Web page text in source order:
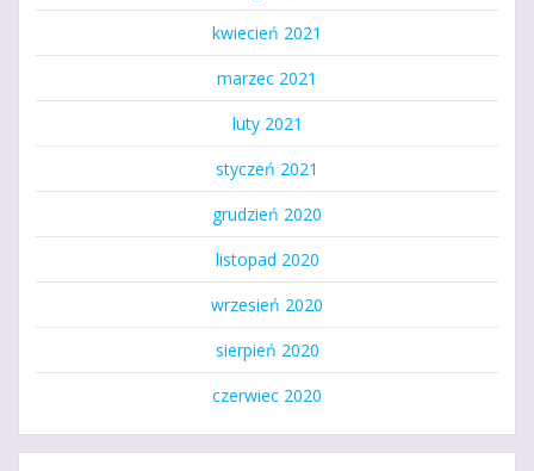
kwiecień 2021
marzec 2021
luty 2021
styczeń 2021
grudzień 2020
listopad 2020
wrzesień 2020
sierpień 2020
czerwiec 2020